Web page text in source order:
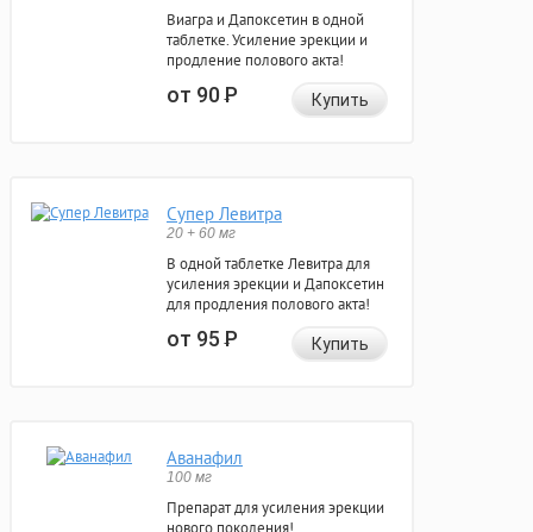
Виагра и Дапоксетин в одной
таблетке. Усиление эрекции и
продление полового акта!
от 90Р Купить
Супер Левитра
20 + 60 мг
В одной таблетке Левитра для
усиления эрекции и Дапоксетин
для продления полового акта!
от 95Р Купить
Аванафил
100 мг
Препарат для усиления эрекции